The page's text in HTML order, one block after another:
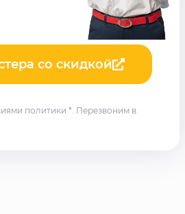
со скидкой
политики *. Перезвоним в